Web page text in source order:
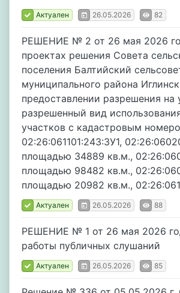
Актуален 26.05.2026 82
РЕШЕНИЕ № 2 от 26 мая 2026
проектах решения Совета
поселения Балтийский
муниципального района
предоставлении разрешения на
разрешенный вид
участков с кадастровым
02:26:061101:243:ЗУ1,
площадью 34889 кв.м.,
площадью 98482 кв.м.,
площадью 20982 кв.м.,
Актуален 26.05.2026 88
РЕШЕНИЕ № 1 от 26 мая 2026
работы публичных слушаний
Актуален 26.05.2026 85